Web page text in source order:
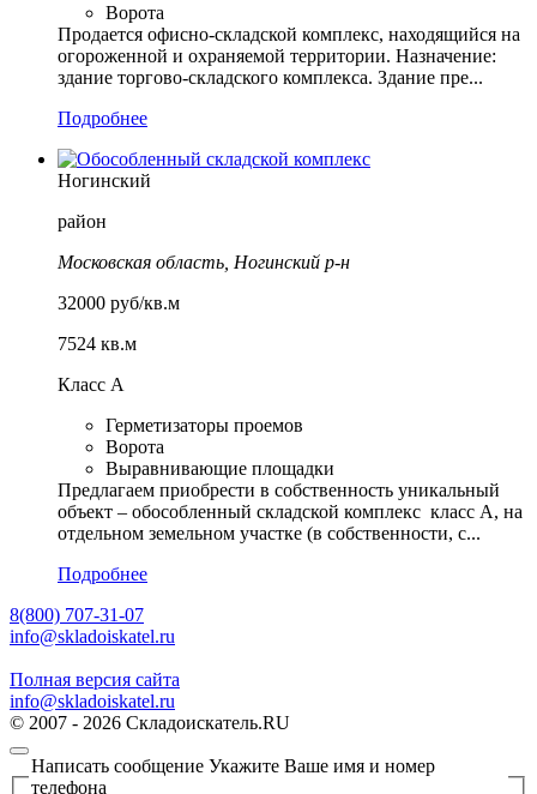
Ворота
Продается офисно-складской комплекс, находящийся на
огороженной и охраняемой территории. Назначение:
здание торгово-складского комплекса. Здание пре...
Подробнее
Ногинский
район
Московская область, Ногинский р-н
32000 руб/кв.м
7524 кв.м
Класс А
Герметизаторы проемов
Ворота
Выравнивающие площадки
Предлагаем приобрести в собственность уникальный
объект – обособленный складской комплекс класс А, на
отдельном земельном участке (в собственности, с...
Подробнее
8(800) 707-31-07
info@skladoiskatel.ru
Полная версия сайта
info@skladoiskatel.ru
© 2007 - 2026 Складоискатель.RU
Написать сообщение Укажите Ваше имя и номер
телефона